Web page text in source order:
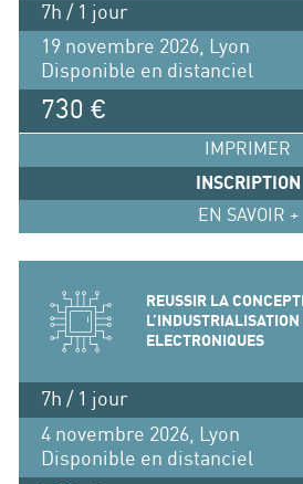
7h / 1 jour
19 novembre 2026, Lyon
Disponible en distanciel
730 €
IMPRIMER
INSCRIPTION
EN SAVOIR +
REUSSIR LA
ELECTRONIQUES
7h / 1 jour
4 novembre 2026, Lyon
Disponible en distanciel